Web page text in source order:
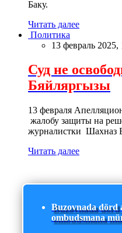
Баку.
Читать далее
Политика
13 февраль 2025,
Суд не
Бяйляргызы
13 февраля
жалобу защиты на
журналистки Шахназ
Читать далее
Buzovnada dörd
ombudsmana